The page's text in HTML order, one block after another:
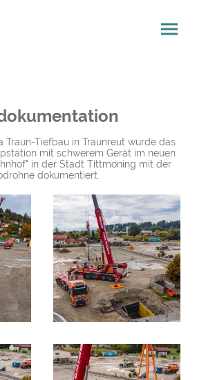
Traun-Tiefbau in Traunreut wurde das
mit schwerem Gerät im neuen
in der Stadt Tittmoning mit der
dokumentiert.